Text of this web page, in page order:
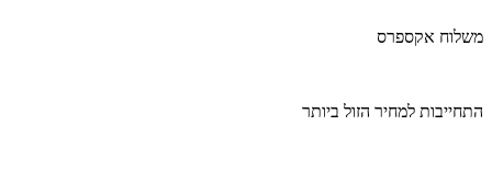
משלוח אקספרס
התחייבות למחיר הזול ביותר